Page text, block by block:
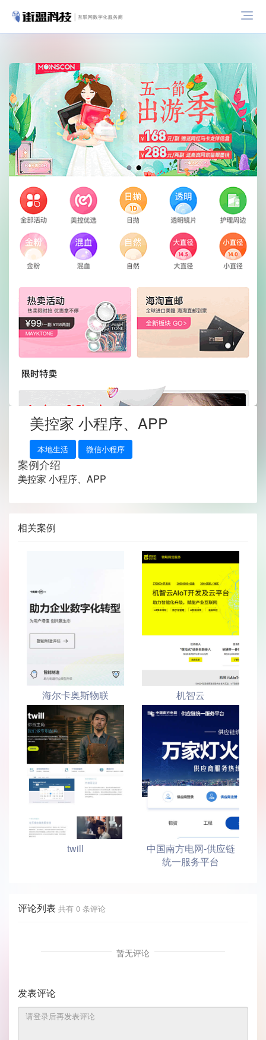
美控家 小程序、APP
本地生活 微信小程序
案例介绍
美控家 小程序、APP
相关案例
海尔卡奥斯物联 机智云
twill
中国南方电网-供应链
统一服务平台
评论列表 共有 0 条评论
暂无评论
发表评论